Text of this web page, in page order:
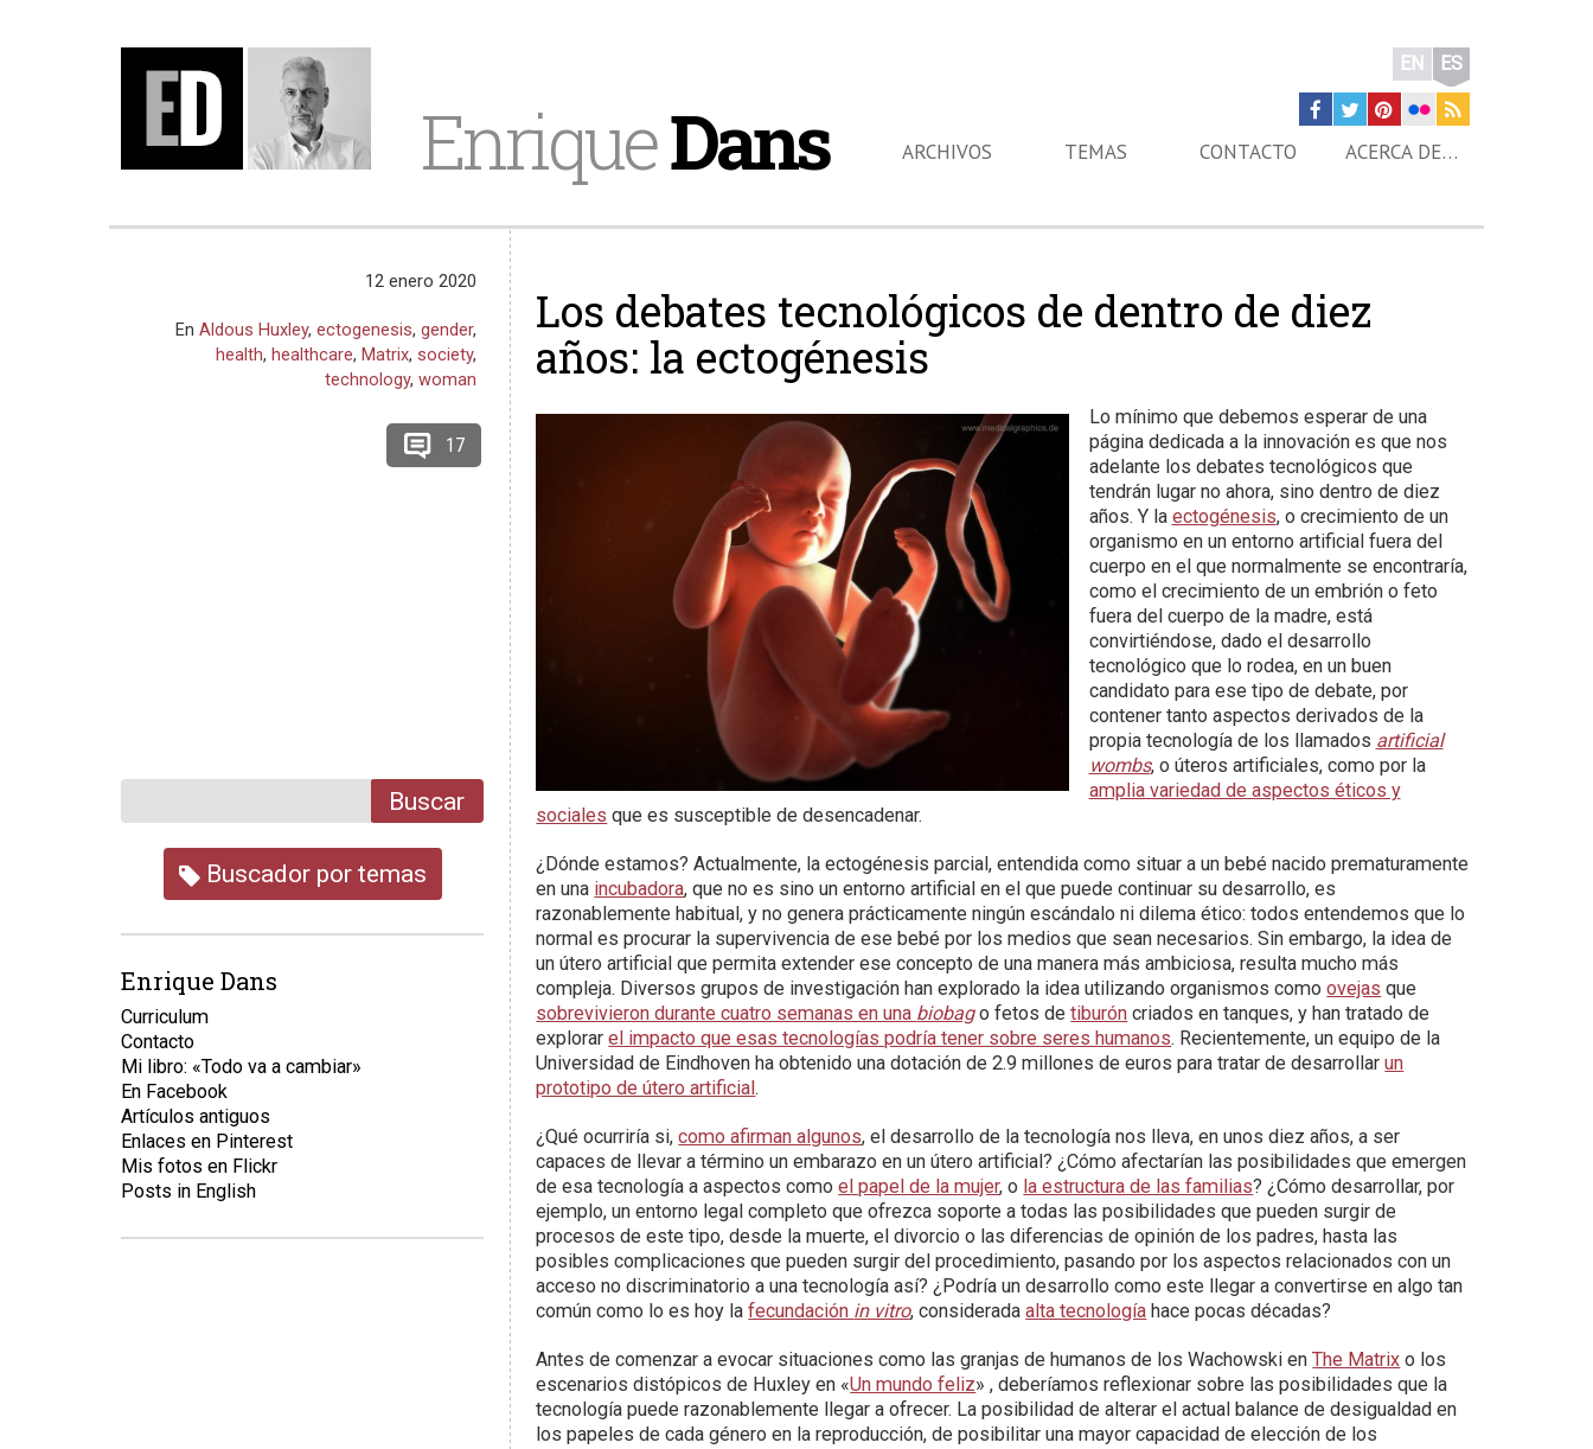
EnriqueDans
EN ES
ARCHIVOS TEMAS CONTACTO ACERCA DE…
Los debates tecnológicos de dentro de diez
años: la ectogénesis
Lo mínimo que debemos esperar de una
página dedicada a la innovación es que nos
adelante los debates tecnológicos que
tendrán lugar no ahora, sino dentro de diez
años. Y la ectogénesis, o crecimiento de un
organismo en un entorno artificial fuera del
cuerpo en el que normalmente se encontraría,
como el crecimiento de un embrión o feto
fuera del cuerpo de la madre, está
convirtiéndose, dado el desarrollo
tecnológico que lo rodea, en un buen
candidato para ese tipo de debate, por
contener tanto aspectos derivados de la
propia tecnología de los llamados artificial
wombs, o úteros artificiales, como por la
amplia variedad de aspectos éticos y
sociales que es susceptible de desencadenar.
¿Dónde estamos? Actualmente, la ectogénesis parcial, entendida como situar a un bebé nacido prematuramente
en una incubadora, que no es sino un entorno artificial en el que puede continuar su desarrollo, es
razonablemente habitual, y no genera prácticamente ningún escándalo ni dilema ético: todos entendemos que lo
normal es procurar la supervivencia de ese bebé por los medios que sean necesarios. Sin embargo, la idea de
un útero artificial que permita extender ese concepto de una manera más ambiciosa, resulta mucho más
compleja. Diversos grupos de investigación han explorado la idea utilizando organismos comoovejas que
sobrevivieron durante cuatro semanas en una biobago fetos detiburón criados en tanques, y han tratado de
explorarel impacto que esas tecnologías podría tener sobre seres humanos. Recientemente, un equipo de la
Universidad de Eindhoven ha obtenido una dotación de 2.9 millones de euros para tratar de desarrollarun
prototipo de útero artificial.
¿Qué ocurriría si,como afirman algunos, el desarrollo de la tecnología nos lleva, en unos diez años, a ser
capaces de llevar a término un embarazo en un útero artificial? ¿Cómo afectarían las posibilidades que emergen
de esa tecnología a aspectos comoel papel de la mujer, o la estructura de las familias? ¿Cómo desarrollar, por
ejemplo, un entorno legal completo que ofrezca soporte a todas las posibilidades que pueden surgir de
procesos de este tipo, desde la muerte, el divorcio o las diferencias de opinión de los padres, hasta las
posibles complicaciones que pueden surgir del procedimiento, pasando por los aspectos relacionados con un
acceso no discriminatorio a una tecnología así? ¿Podría un desarrollo como este llegar a convertirse en algo tan
común como lo es hoy lafecundación in vitro, consideradaalta tecnología hace pocas décadas?
Antes de comenzar a evocar situaciones como las granjas de humanos de los Wachowski enThe Matrix o los
escenarios distópicos de Huxley en «Un mundo feliz» , deberíamos reflexionar sobre las posibilidades que la
tecnología puede razonablemente llegar a ofrecer. La posibilidad de alterar el actual balance de desigualdad en
los papeles de cada género en la reproducción, de posibilitar una mayor capacidad de elección de los
12 enero 2020
EnAldous Huxley,ectogenesis,gender,
health,healthcare,Matrix, society,
technology,woman
17
Buscar
Buscador por temas
Enrique Dans
Curriculum
Contacto
Mi libro: «Todo va a cambiar»
En Facebook
Artículos antiguos
Enlaces en Pinterest
Mis fotos en Flickr
Posts in English